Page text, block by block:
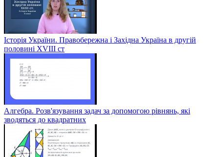
Історія України. Правобережна і Західна Україна в другій
половині XVIII ст
Алгебра. Розв'язування задач за допомогою рівнянь, які
зводяться до квадратних